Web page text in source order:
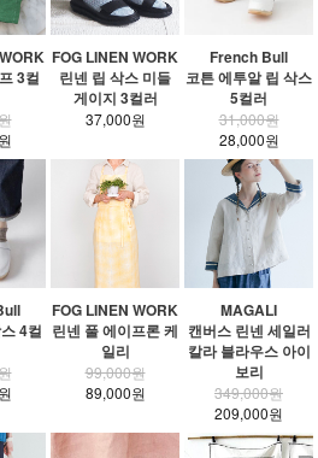
3컬
FOG LINEN WORK
린넨 립 삭스 미들
게이지 3컬러
37,000원
French Bull
코튼 에투알 립 삭스
5컬러
31,000원
28,000원
4컬
FOG LINEN WORK
린넨 풀 에이프론 케
일리
99,000원
89,000원
MAGALI
캔버스 린넨 세일러
칼라 블라우스 아이
보리
349,000원
209,000원